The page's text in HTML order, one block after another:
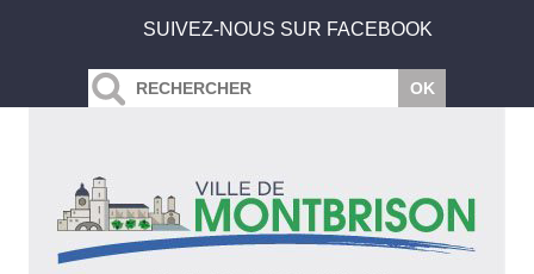
SUIVEZ-NOUS SUR FACEBOOK